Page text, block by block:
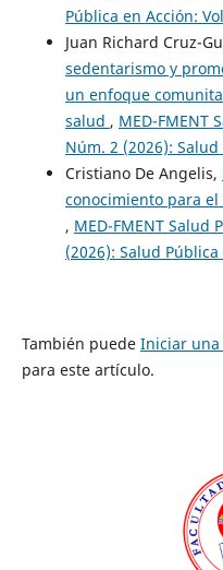
Pública en Acción:
Juan Richard Cruz-
sedentarismo y
un enfoque
salud , MED-FMENT
Núm. 2 (2026):
Cristiano De Angelis,
conocimiento para
, MED-FMENT Salud
(2026): Salud
También puede Iniciar una
para este artículo.